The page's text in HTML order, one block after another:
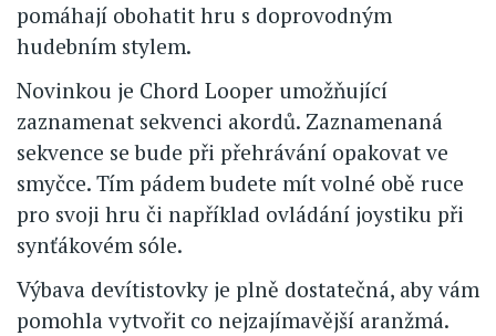
pomáhají obohatit hru s doprovodným
hudebním stylem.
Novinkou je Chord Looper umožňující
zaznamenat sekvenci akordů. Zaznamenaná
sekvence se bude při přehrávání opakovat ve
smyčce. Tím pádem budete mít volné obě ruce
pro svoji hru či například ovládání joystiku při
synťákovém sóle.
Výbava devítistovky je plně dostatečná, aby vám
pomohla vytvořit co nejzajímavější aranžmá.